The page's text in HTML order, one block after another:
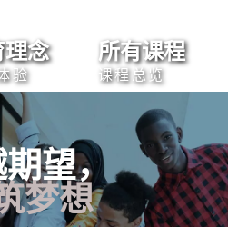
理念
验
所有课程
课程总览
望，
梦想